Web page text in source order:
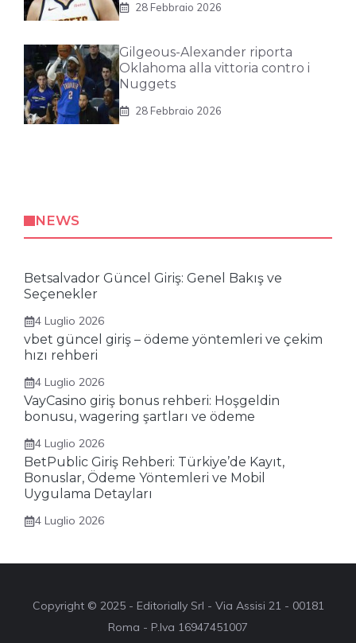
28 Febbraio 2026
Gilgeous-Alexander riporta
Oklahoma alla vittoria contro i
Nuggets
28 Febbraio 2026
NEWS
Betsalvador Güncel Giriş: Genel Bakış ve
Seçenekler
4 Luglio 2026
vbet güncel giriş – ödeme yöntemleri ve çekim
hızı rehberi
4 Luglio 2026
VayCasino giriş bonus rehberi: Hoşgeldin
bonusu, wagering şartları ve ödeme
4 Luglio 2026
BetPublic Giriş Rehberi: Türkiye’de Kayıt,
Bonuslar, Ödeme Yöntemleri ve Mobil
Uygulama Detayları
4 Luglio 2026
Copyright © 2025 - Editorially Srl - Via Assisi 21 - 00181
Roma - P.Iva 16947451007